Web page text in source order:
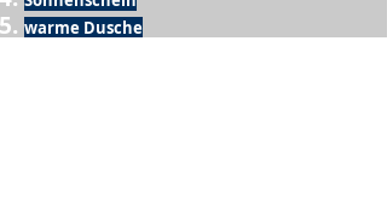
warme Dusche